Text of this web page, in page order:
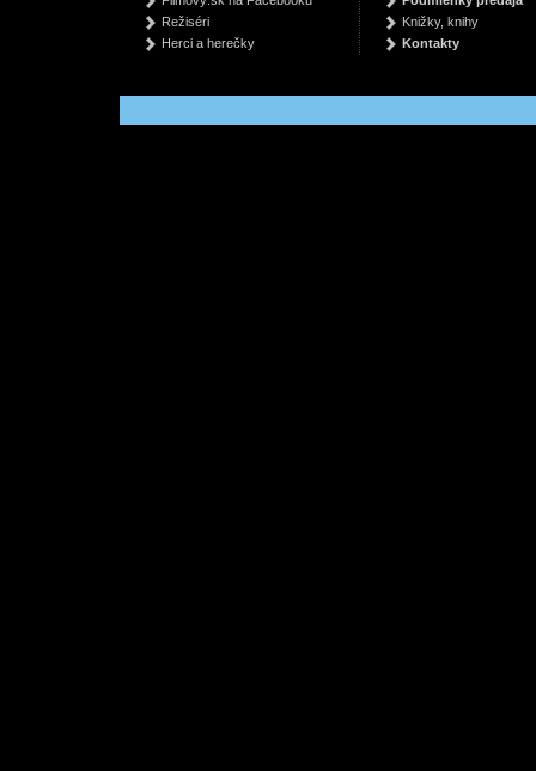
Režiséri
Herci a herečky
Knižky, knihy
Kontakty